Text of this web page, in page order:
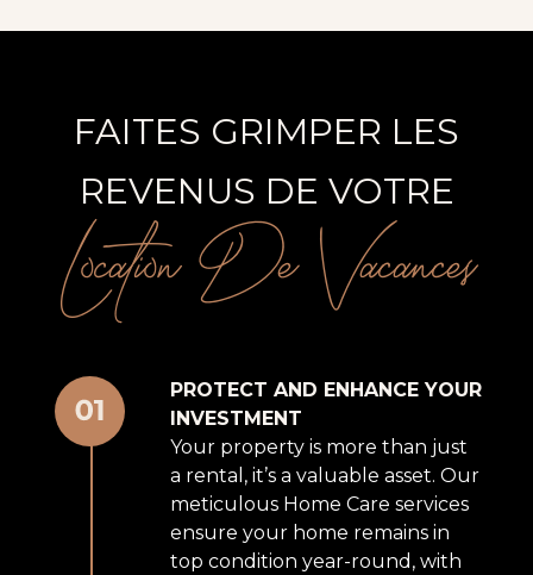
FAITES GRIMPER LES
REVENUS DE VOTRE
Location De Vacances
PROTECT AND ENHANCE YOUR
INVESTMENT
Your property is more than just
a rental, it’s a valuable asset. Our
meticulous Home Care services
ensure your home remains in
top condition year-round, with